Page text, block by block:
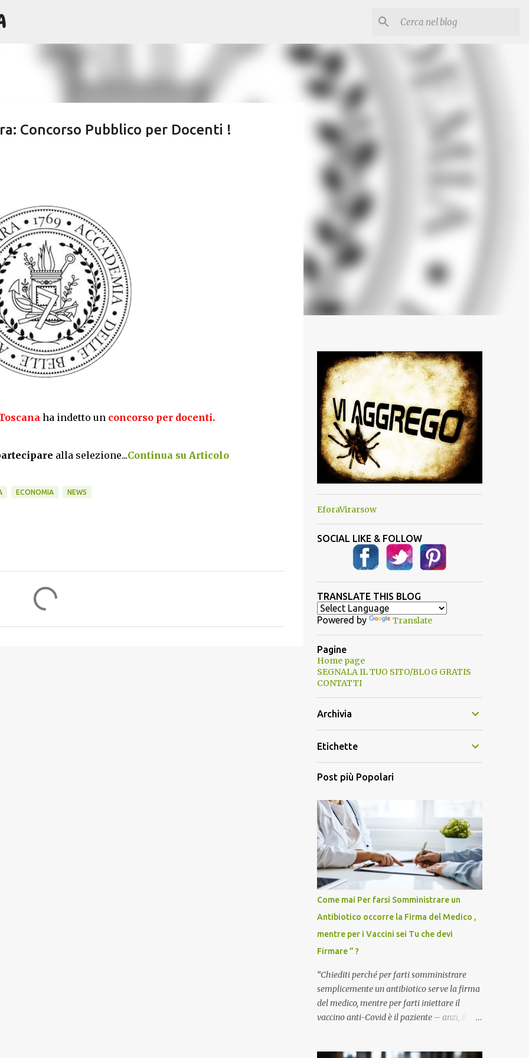
Concorso Pubblico per Docenti !
ha indetto un concorso per docenti.
alla selezione...Continua su Articolo
ECONOMIA NEWS
EforaVirarsow
SOCIAL LIKE & FOLLOW
TRANSLATE THIS BLOG
Powered by Translate
Pagine
Home page
SEGNALA IL TUO SITO/BLOG GRATIS
CONTATTI
Archivia
Etichette
Post più Popolari
Come mai Per farsi Somministrare un
Antibiotico occorre la Firma del Medico ,
mentre per i Vaccini sei Tu che devi
Firmare ” ?
“Chiediti perché per farti somministrare
semplicemente un antibiotico serve la firma
del medico, mentre per farti iniettare il
vaccino anti-Covid è il paziente – anzi, il